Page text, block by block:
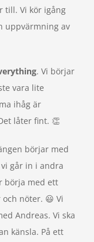
till. Vi kör igång
uppvärmning av
. Vi börjar
vara lite
ihåg är
låter fint. 👏
börjar med
går in i andra
börja med ett
nöter. 😃 Vi
Andreas. Vi ska
känsla. På ett